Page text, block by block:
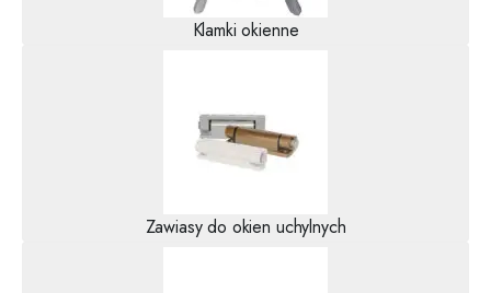
Klamki okienne
Zawiasy do okien uchylnych